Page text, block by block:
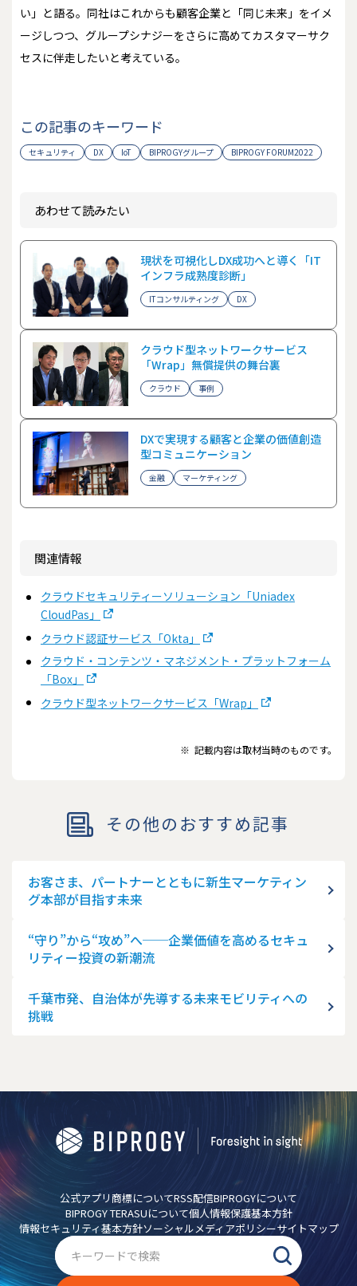
い」と語る。同社はこれからも顧客企業と「同じ未来」をイメ
ージしつつ、グループシナジーをさらに高めてカスタマーサク
セスに伴走したいと考えている。
この記事のキーワード
セキュリティ DX IoT BIPROGYグループ BIPROGY FORUM2022
あわせて読みたい
現状を可視化しDX成功へと導く「IT
インフラ成熟度診断」
ITコンサルティング DX
クラウド型ネットワークサービス
「Wrap」無償提供の舞台裏
クラウド 事例
DXで実現する顧客と企業の価値創造
型コミュニケーション
金融 マーケティング
関連情報
クラウドセキュリティーソリューション「Uniadex
CloudPas」
クラウド認証サービス「Okta」
クラウド・コンテンツ・マネジメント・プラットフォーム
「Box」
クラウド型ネットワークサービス「Wrap」
※ 記載内容は取材当時のものです。
その他のおすすめ記事
お客さま、パートナーとともに新生マーケティン
グ本部が目指す未来
“守り”から“攻め”へ──企業価値を高めるセキュ
リティー投資の新潮流
千葉市発、自治体が先導する未来モビリティへの
挑戦
公式アプリ 商標についてRSS配信BIPROGYについて
BIPROGY TERASUについて個人情報保護基本方針
情報セキュリティ基本方針ソーシャルメディアポリシーサイトマップ